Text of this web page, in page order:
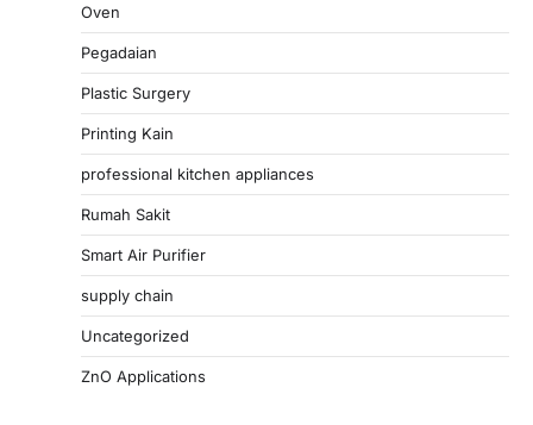
Oven
Pegadaian
Plastic Surgery
Printing Kain
professional kitchen appliances
Rumah Sakit
Smart Air Purifier
supply chain
Uncategorized
ZnO Applications